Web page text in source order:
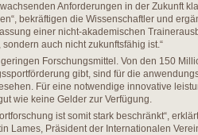
Anforderungen in der Zukunft
bekräftigen die Wissenschaftler und
einer nicht-akademischen
auch nicht zukunftsfähig ist.“
Forschungsmittel. Von den 150
gibt, sind für die
Für eine notwendige innovative
wie keine Gelder zur Verfügung.
ist somit stark beschränkt“,
Lames, Präsident der Internationalen